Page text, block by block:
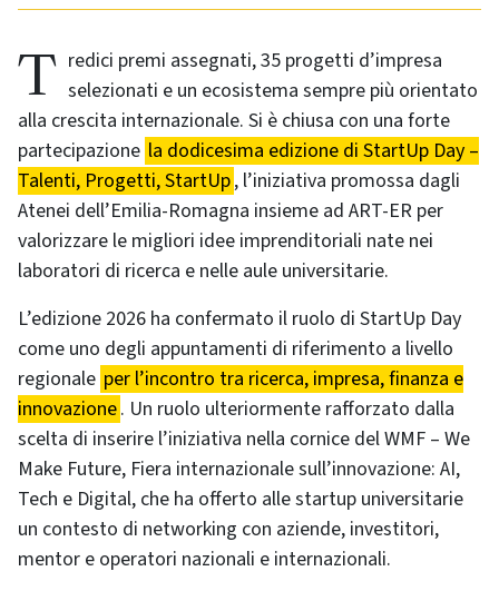
Tredici premi assegnati, 35 progetti d’impresa selezionati e un ecosistema sempre più orientato
alla crescita internazionale. Si è chiusa con una forte
partecipazione la dodicesima edizione di StartUp Day –
Talenti, Progetti, StartUp, l’iniziativa promossa dagli
Atenei dell’Emilia-Romagna insieme ad ART-ER per
valorizzare le migliori idee imprenditoriali nate nei
laboratori di ricerca e nelle aule universitarie.
L’edizione 2026 ha confermato il ruolo di StartUp Day
come uno degli appuntamenti di riferimento a livello
regionale per l’incontro tra ricerca, impresa, finanza e
innovazione. Un ruolo ulteriormente rafforzato dalla
scelta di inserire l’iniziativa nella cornice del WMF – We
Make Future, Fiera internazionale sull’innovazione: AI,
Tech e Digital, che ha offerto alle startup universitarie
un contesto di networking con aziende, investitori,
mentor e operatori nazionali e internazionali.